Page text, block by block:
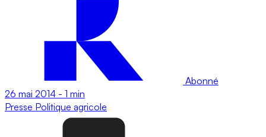
Abonné
26 mai 2014 - 1 min
Presse Politique agricole